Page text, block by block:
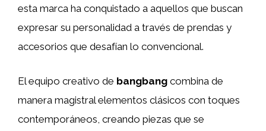
esta marca ha conquistado a aquellos que buscan
expresar su personalidad a través de prendas y
accesorios que desafían lo convencional.
El equipo creativo de bangbang combina de
manera magistral elementos clásicos con toques
contemporáneos, creando piezas que se